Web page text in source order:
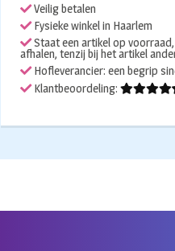
Veilig betalen
Fysieke winkel in Haarlem
Staat een artikel op
afhalen, tenzij bij het artikel
Hofleverancier: een begrip
Klantbeoordeling: